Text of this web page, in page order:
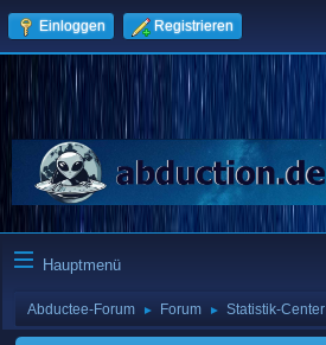
Einloggen Registrieren
Hauptmenü
Abductee-Forum ► Forum ► Statistik-Center